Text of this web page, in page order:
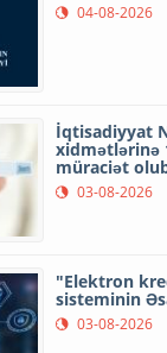
04-08-2026
İqtisadiyyat
xidmətlərinə
müraciət
03-08-2026
"Elektron
sisteminin
03-08-2026